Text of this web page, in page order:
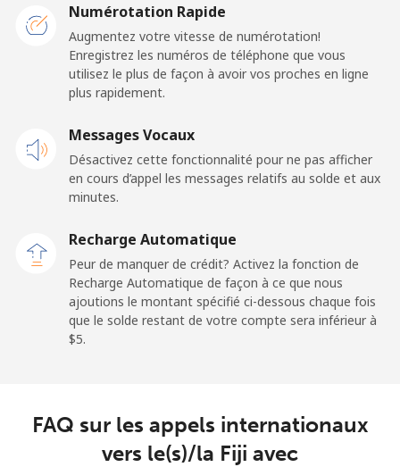
France
Ligne fixe ⁦1.5¢⁩
333 min pour
⁦$5⁩
French Guiana
Ligne fixe ⁦4.9¢⁩
⁦30.9¢⁩ 16 min pour ⁦$5⁩ -
French Polynesia
Mobile ⁦33.9¢⁩ 14 min pour ⁦$5⁩ ⁦11¢⁩
Numérotation Rapide
Augmentez votre vitesse de numérotation!
Enregistrez les numéros de téléphone que vous
utilisez le plus de façon à avoir vos proches en ligne
plus rapidement.
Messages Vocaux
Désactivez cette fonctionnalité pour ne pas afficher
en cours d’appel les messages relatifs au solde et aux
minutes.
Recharge Automatique
Peur de manquer de crédit? Activez la fonction de
Recharge Automatique de façon à ce que nous
ajoutions le montant spécifié ci-dessous chaque fois
que le solde restant de votre compte sera inférieur à
⁦$5⁩.
FAQ sur les appels internationaux
vers le(s)/la Fiji avec